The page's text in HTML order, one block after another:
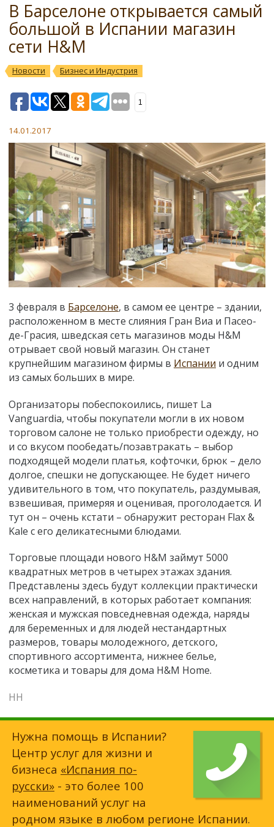
В Барселоне открывается самый
большой в Испании магазин
сети H&M
Новости Бизнес и Индустрия
1
14.01.2017
3 февраля в Барселоне, в самом ее центре – здании,
расположенном в месте слияния Гран Виа и Пасео-
де-Грасия, шведская сеть магазинов моды H&M
отрывает свой новый магазин. Он станет
крупнейшим магазином фирмы в Испании и одним
из самых больших в мире.
Организаторы побеспокоились, пишет La
Vanguardia, чтобы покупатели могли в их новом
торговом салоне не только приобрести одежду, но
и со вкусом пообедать/позавтракать – выбор
подходящей модели платья, кофточки, брюк – дело
долгое, спешки не допускающее. Не будет ничего
удивительного в том, что покупатель, раздумывая,
взвешивая, примеряя и оценивая, проголодается. И
тут он – очень кстати – обнаружит ресторан Flax &
Kale с его деликатесными блюдами.
Торговые площади нового H&M займут 5000
квадратных метров в четырех этажах здания.
Представлены здесь будут коллекции практически
всех направлений, в которых работает компания:
женская и мужская повседневная одежда, наряды
для беременных и для людей нестандартных
размеров, товары молодежного, детского,
спортивного ассортимента, нижнее белье,
косметика и товары для дома H&M Home.
НН
Нужна помощь в Испании?
Центр услуг для жизни и
бизнеса «Испания по-
русски» - это более 100
наименований услуг на
родном языке в любом регионе Испании.